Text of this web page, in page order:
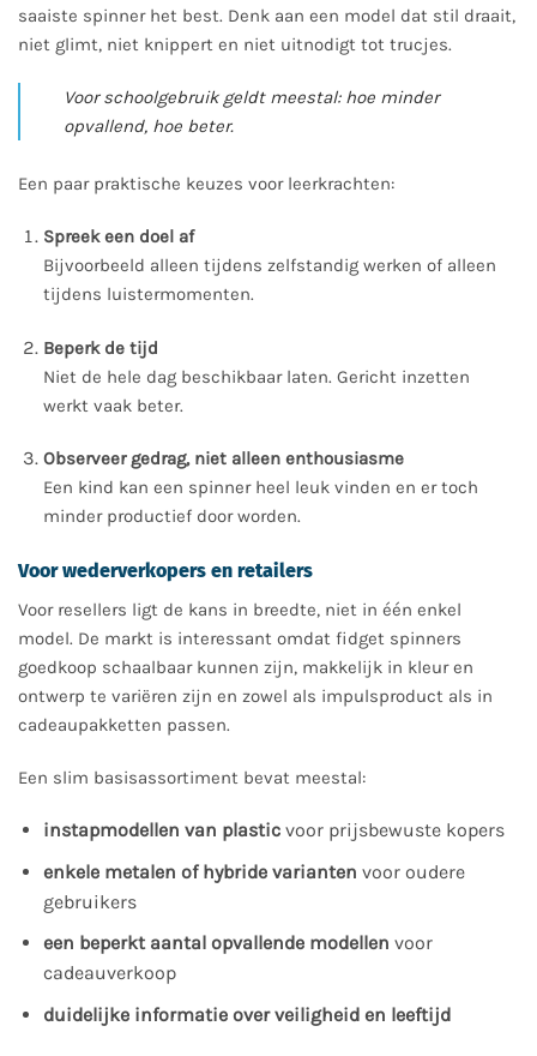
saaiste spinner het best. Denk aan een model dat stil draait,
niet glimt, niet knippert en niet uitnodigt tot trucjes.
Voor schoolgebruik geldt meestal: hoe minder
opvallend, hoe beter.
Een paar praktische keuzes voor leerkrachten:
Spreek een doel af
Bijvoorbeeld alleen tijdens zelfstandig werken of alleen
tijdens luistermomenten.
Beperk de tijd
Niet de hele dag beschikbaar laten. Gericht inzetten
werkt vaak beter.
Observeer gedrag, niet alleen enthousiasme
Een kind kan een spinner heel leuk vinden en er toch
minder productief door worden.
Voor wederverkopers en retailers
Voor resellers ligt de kans in breedte, niet in één enkel
model. De markt is interessant omdat fidget spinners
goedkoop schaalbaar kunnen zijn, makkelijk in kleur en
ontwerp te variëren zijn en zowel als impulsproduct als in
cadeaupakketten passen.
Een slim basisassortiment bevat meestal:
instapmodellen van plasticvoor prijsbewuste kopers
enkele metalen of hybride varianten voor oudere
gebruikers
een beperkt aantal opvallende modellen voor
cadeauverkoop
duidelijke informatie over veiligheid en leeftijd